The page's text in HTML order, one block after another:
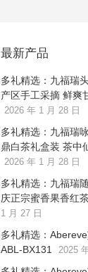
最新产品
多礼精选：九福瑞
产区手工采摘 鲜爽
2026 年 1 月 28 日
多礼精选：九福瑞
鼎白茶礼盒装 茶中
2026 年 1 月 28 日
多礼精选：九福瑞
庆正宗蜜香果香红
1 月 27 日
多礼精选：
ABL-BX131
2025